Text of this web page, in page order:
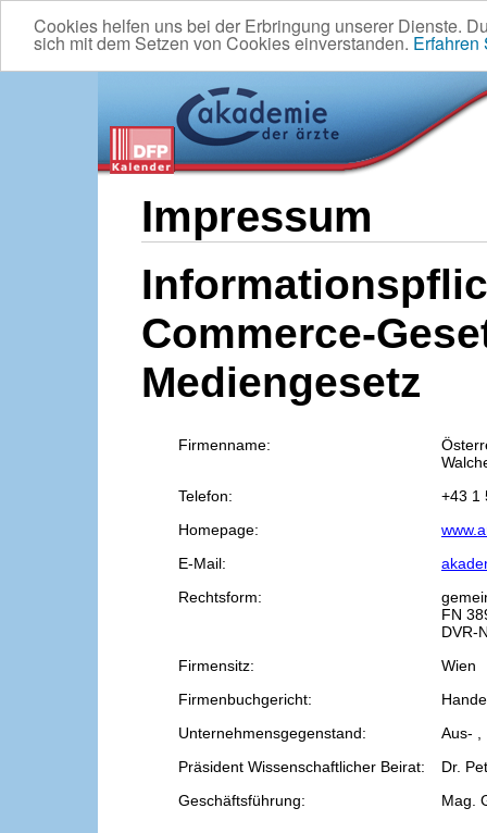
Cookies helfen uns bei der Erbringung unserer Dienste.
sich mit dem Setzen von Cookies einverstanden. Erfahren
Impressum
Commerce-
Mediengesetz
Firmenname:
Telefon:
+43 1
Homepage:
E-Mail:
Rechtsform:
FN
DVR-
Firmensitz:
Wien
Firmenbuchgericht:
Unternehmensgegenstand:
Aus- ,
Präsident Wissenschaftlicher Beirat:
Dr.
Geschäftsführung:
Mag.